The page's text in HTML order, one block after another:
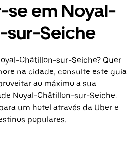
se em Noyal-
sur-Seiche
Châtillon-sur-Seiche? Quer
na cidade, consulte este guia
ao máximo a sua
Noyal-Châtillon-sur-Seiche.
um hotel através da Uber e
populares.